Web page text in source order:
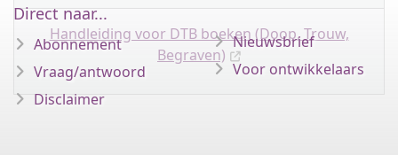
Handleiding voor DTB boeken (Doop, Trouw,
Begraven)
Direct naar...
Abonnement
Vraag/antwoord
Disclaimer
Nieuwsbrief
Voor ontwikkelaars